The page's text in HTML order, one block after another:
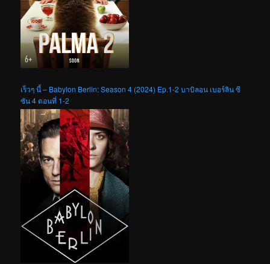
เร็วๆ นี้ – Babylon Berlin: Season 4 (2024) Ep.1-2 บาบิลอน เบอร์ลิน ซี
ซัน 4 ตอนที่ 1-2